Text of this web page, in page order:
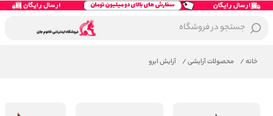
جستجو در فروشگاه
خانه/ محصولات آرایشی/ آرایش ابرو